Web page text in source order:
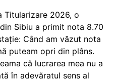
Titularizare 2026, o
Sibiu a primit nota 8.70
Când am văzut nota
puteam opri din plâns.
că lucrarea mea nu a
în adevăratul sens al